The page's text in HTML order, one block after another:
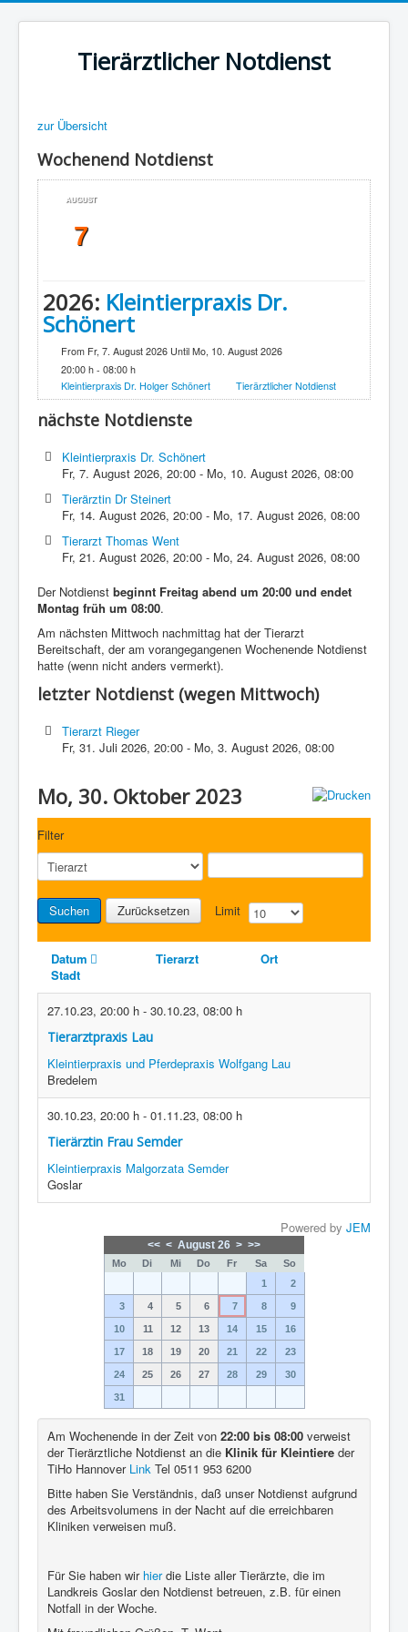
Tierärztlicher Notdienst
zur Übersicht
Wochenend Notdienst
AUGUST
7
2026: Kleintierpraxis Dr.
Schönert
From Fr, 7. August 2026 Until Mo, 10. August 2026
20:00 h - 08:00 h
Kleintierpraxis Dr. Holger Schönert
Tierärztlicher Notdienst
nächste Notdienste
Kleintierpraxis Dr. Schönert
Fr, 7. August 2026,20:00 - Mo, 10. August 2026,08:00
Tierärztin Dr Steinert
Fr, 14. August 2026,20:00 - Mo, 17. August 2026,08:00
Tierarzt Thomas Went
Fr, 21. August 2026,20:00 - Mo, 24. August 2026,08:00
Der Notdienst beginnt Freitag abend um 20:00 und endet
Montag früh um 08:00.
Am nächsten Mittwoch nachmittag hat der Tierarzt
Bereitschaft, der am vorangegangenen Wochenende Notdienst
hatte (wenn nicht anders vermerkt).
letzter Notdienst (wegen Mittwoch)
Tierarzt Rieger
Fr, 31. Juli 2026,20:00 - Mo, 3. August 2026,08:00
Mo, 30. Oktober 2023
Filter
Suchen Zurücksetzen Limit
Datum Tierarzt
Ort
Stadt
27.10.23, 20:00 h - 30.10.23, 08:00 h
Tierarztpraxis Lau
Kleintierpraxis und Pferdepraxis Wolfgang Lau
Bredelem
30.10.23, 20:00 h - 01.11.23, 08:00 h
Tierärztin Frau Semder
Kleintierpraxis Malgorzata Semder
Goslar
Powered by JEM
<< < August 26 > >>
Mo Di Mi Do Fr Sa
So
1
2
3 4 5 6 7 8 9
10 11 12 13 14 15 16
17 18 19 20 21 22 23
24 25 26 27 28 29 30
31
Am Wochenende in der Zeit von 22:00 bis 08:00 verweist
der Tierärztliche Notdienst an die Klinik für Kleintiere der
TiHo Hannover Link Tel 0511 953 6200
Bitte haben Sie Verständnis, daß unser Notdienst aufgrund
des Arbeitsvolumens in der Nacht auf die erreichbaren
Kliniken verweisen muß.
Für Sie haben wir hierdie Liste aller Tierärzte, die im
Landkreis Goslar den Notdienst betreuen, z.B. für einen
Notfall in der Woche.